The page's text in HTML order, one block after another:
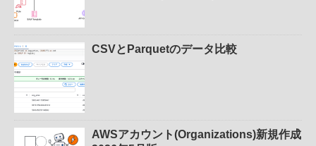
CSVとParquetのデータ比較
AWSアカウント(Organizations)新規作成